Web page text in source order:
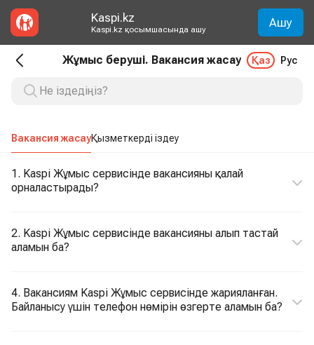
Kaspi.kz
Kaspi.kz қосымшасында ашу Ашу
Жұмыс беруші. Вакансия жасау Қаз Рус
Вакансия жасауҚызметкерді іздеу
1. Kaspi Жұмыс сервисінде вакансияны қалай
орналастырады?
2. Kaspi Жұмыс сервисінде вакансияны алып тастай
аламын ба?
4. Вакансиям Kaspi Жұмыс сервисінде жарияланған.
Байланысу үшін телефон нөмірін өзгерте аламын ба?